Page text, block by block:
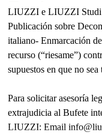
LIUZZI e LIUZZI Studi
Publicación sobre
italiano- Enmarcación
recurso (“riesame”)
supuestos en que no
Para solicitar asesoría
extrajudicia al Bufete
LIUZZI: Email